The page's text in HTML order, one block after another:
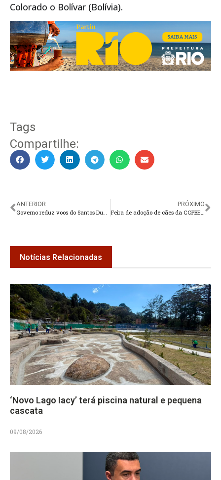
Colorado o Bolívar (Bolívia).
Tags
Compartilhe:
ANTERIOR
Governo reduz voos do Santos Dumont para ampliar fluxo no Galeão
PRÓXIMO
Feira de adoção de cães da COPBEA acontece nesta sexta e sábado, na Praça Santa Teresa
Notícias Relacionadas
‘Novo Lago Iacy’ terá piscina natural e pequena
cascata
09/08/2026